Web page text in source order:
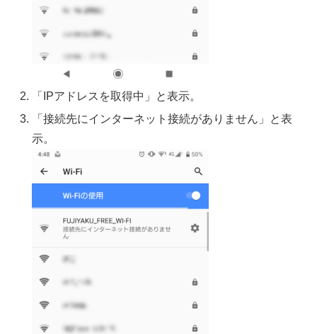
「IPアドレスを取得中」と表示。
「接続先にインターネット接続がありません」と表
示。